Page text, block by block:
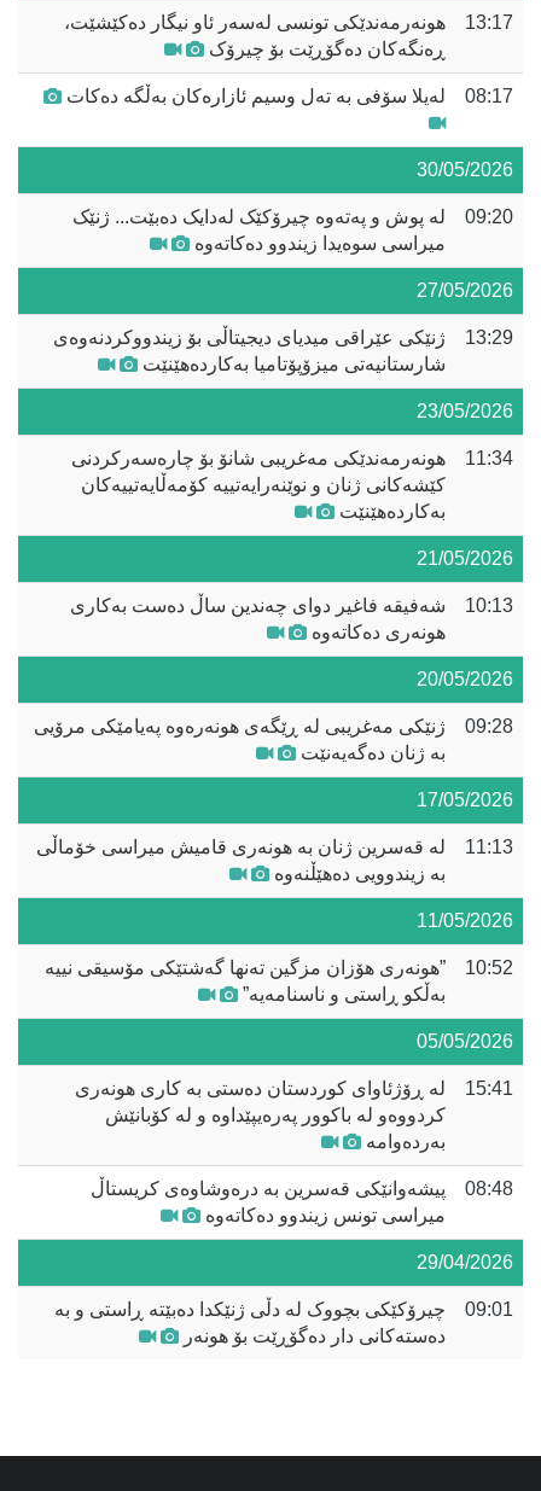
13:17
هونەرمەندێکی تونسی لەسەر ئاو نیگار دەکێشێت،
ڕەنگەکان دەگۆڕێت بۆ چیرۆک
08:17 لەیلا سۆفی بە تەل وسیم ئازارەکان بەڵگە دەکات
30/05/2026
09:20
لە پوش و پەتەوە چیرۆکێک لەدایک دەبێت... ژنێک
میراسی سوەیدا زیندوو دەکاتەوە
27/05/2026
13:29
ژنێکی عێراقی میدیای دیجیتاڵی بۆ زیندووکردنەوەی
شارستانیەتی میزۆپۆتامیا بەکاردەهێنێت
23/05/2026
11:34
هونەرمەندێکی مەغریبی شانۆ بۆ چارەسەرکردنی
کێشەکانی ژنان و نوێنەرایەتییە کۆمەڵایەتییەکان
بەکاردەهێنێت
21/05/2026
10:13
شەفیقە فاغیر دوای چەندین ساڵ دەست بەکاری
هونەری دەکاتەوە
20/05/2026
09:28
ژنێکی مەغریبی لە ڕێگەی هونەرەوە پەیامێکی مرۆیی
بە ژنان دەگەیەنێت
17/05/2026
11:13
لە قەسرین ژنان بە هونەری قامیش میراسی خۆماڵی
بە زیندوویی دەهێڵنەوە
11/05/2026
10:52
”هونەری هۆزان مزگین تەنها گەشتێکی مۆسیقی نییە
بەڵکو ڕاستی و ناسنامەیە”
05/05/2026
15:41
لە ڕۆژئاوای کوردستان دەستی بە کاری هونەری
کردووەو لە باکوور پەرەیپێداوە و لە کۆبانێش
بەردەوامە
08:48
پیشەوانێکی قەسرین بە درەوشاوەی کریستاڵ
میراسی تونس زیندوو دەکاتەوە
29/04/2026
09:01
چیرۆکێکی بچووک لە دڵی ژنێکدا دەبێتە ڕاستی و بە
دەستەکانی دار دەگۆڕێت بۆ هونەر